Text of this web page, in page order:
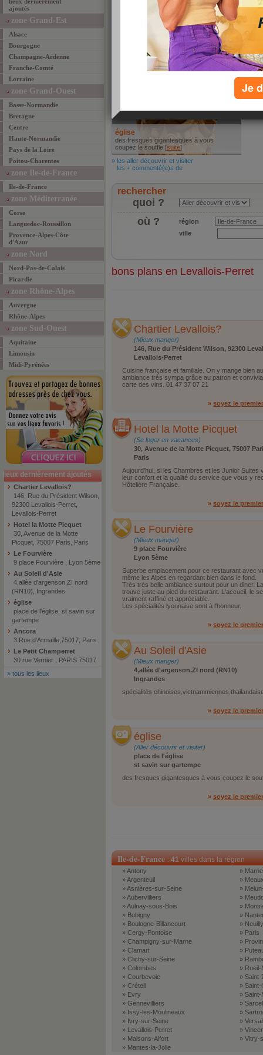
ajoutés
zone Grand-Est
Alsace
Bourgogne
Champagne-Ardenne
Franche-Comté
Lorraine
zone Grand-Ouest
Basse-Normandie
Bretagne
Centre
Haute-Normandie
Pays de la Loire
Poitou-Charentes
zone Ile-de-France
Ile-de-France
zone Méditerranée
Corse
Languedoc-Roussillon
Provence-Alpes-Côte
d'Azur
zone Nord
Nord-Pas-de-Calais
Picardie
zone Rhône-Alpes
Auvergne
Rhône-Alpes
zone Sud-Ouest
Aquitaine
Limousin
Midi-Pyrénées
lieux dernièrement ajoutés
Chartier Levallois?
146, Rue du Président Wilson,
92300 Levallois-Perret,
Levallois-Perret
Hotel la Motte Picquet
30, Avenue de la Motte
Picquet, 75007 Paris, Paris
Le Fourvière
9 place Fourvière , Lyon 5ème
Au Soleil d'Asie
4,allée d'argenson,ZI nord
(RN10), Ingrandes
église
place de l'église, st savin sur
gartempe
Ancora
3 Rue d'Armaille,75017, Paris
Le Petit Champerret
30 rue Vernier , PARIS 75017
» tous les lieux
suite
» les mieux manger
les + commenté(e)s de
Aller découvrir et visiter
église
des fresques gigantesques à vous
coupez le souffle [suite]
» les aller découvrir et visiter
les + commenté(e)s de
rechercher
quoi ?
où ?
région
ville
bons plans en Levallois-Perret
Chartier Levallois?
(Mieux manger)
146, Rue du Président Wilson, 92300
Levallois-Perret
Cuisine française et familiale. On y mange bien
ambiance très sympa grâce au patron et
carte des vins. 01 47 37 07 21
» soyez le
Hotel la Motte Picquet
(Se loger en vacances)
30, Avenue de la Motte Picquet, 75007
Paris
Aujourd'hui, si les Chambres et les Junior Suites
leur confort et la qualité du service que vous y
Hôtelière Française.
» soyez le
Le Fourvière
(Mieux manger)
9 place Fourvière
Lyon 5ème
Superbe emplacement pour ce restaurant avec
même les Alpes en regardant bien dans le fond.
Très très belle ambiance surtout pour un diner.
trouve juste au pied du restaurant. L'accueil, le
vraiment raffiné et appréciable.
Les spécialités lyonnaise sont à l'honneur.
» soyez le
Au Soleil d'Asie
(Mieux manger)
4,allée d'argenson,ZI nord (RN10)
Ingrandes
spécialités
» soyez le
église
(Aller découvrir et visiter)
place de l'église
st savin sur gartempe
des fresques gigantesques à vous coupez le
» soyez le
Ile-de-France:41villes dans la région
» Antony
» Argenteuil
» Asnières-sur-Seine
» Aubervilliers
» Aulnay-sous-Bois
» Bobigny
» Boulogne-Billancourt
» Cergy-Pontoise
» Champigny-sur-Marne
» Clamart
» Clichy-sur-Seine
» Colombes
» Courbevoie
» Créteil
» Evry
» Gennevilliers
» Issy-les-Moulineaux
» Ivry-sur-Seine
» Levallois-Perret
» Maisons-Alfort
» Mantes-la-Jolie
»
»
»
»
»
»
»
» Paris
»
»
»
» Rueil-
» Saint-
»
»
»
»
»
»
» Vitry-
Je